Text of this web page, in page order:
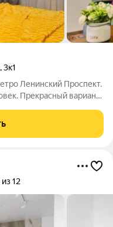
,3к1
Ленинский Проспект.
Прекрасный вариант
12